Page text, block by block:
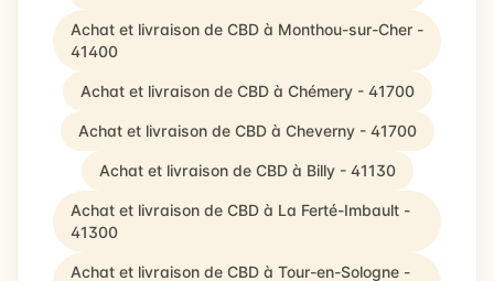
Achat et livraison de CBD à Monthou-sur-Cher -
41400
Achat et livraison de CBD à Chémery - 41700
Achat et livraison de CBD à Cheverny - 41700
Achat et livraison de CBD à Billy - 41130
Achat et livraison de CBD à La Ferté-Imbault -
41300
Achat et livraison de CBD à Tour-en-Sologne -